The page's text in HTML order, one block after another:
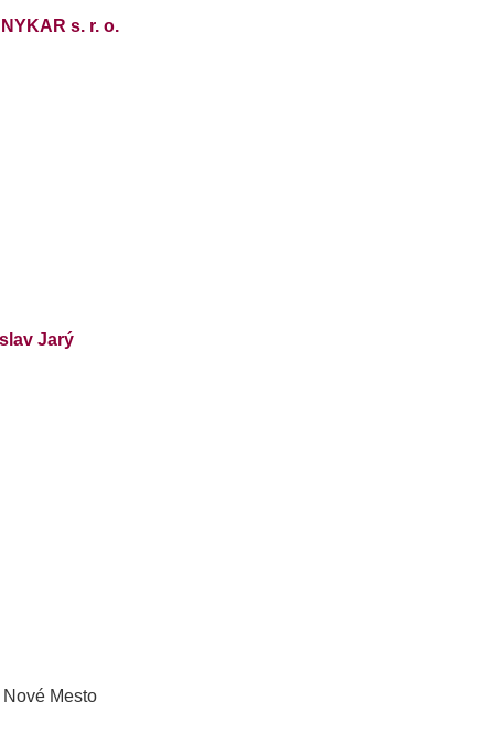
s. r. o.
Jarý
Mesto